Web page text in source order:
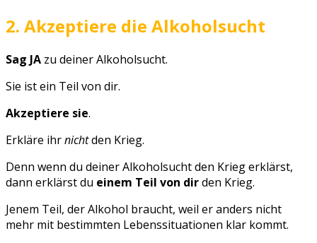
2. Akzeptiere die Alkoholsucht
Sag JA zu deiner Alkoholsucht.
Sie ist ein Teil von dir.
Akzeptiere sie.
Erkläre ihrnichtden Krieg.
Denn wenn du deiner Alkoholsucht den Krieg erklärst,
dann erklärst du einem Teil von dirden Krieg.
Jenem Teil, der Alkohol braucht, weil er anders nicht
mehr mit bestimmten Lebenssituationen klar kommt.